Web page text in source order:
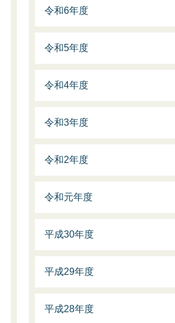
令和6年度
令和5年度
令和4年度
令和3年度
令和2年度
令和元年度
平成30年度
平成29年度
平成28年度